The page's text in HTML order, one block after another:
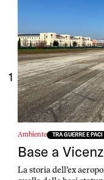
1
Ambiente TRA GUERRE E PACI
Base a
La storia dell’ex